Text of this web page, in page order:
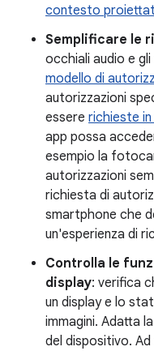
contesto
Semplificare le
occhiali audio e
modello di
autorizzazioni
essere richieste
app possa
esempio la
autorizzazioni
richiesta di
smartphone che
un'esperienza di
Controlla le
display: verifica
un display e lo
immagini. Adatta
del dispositivo.